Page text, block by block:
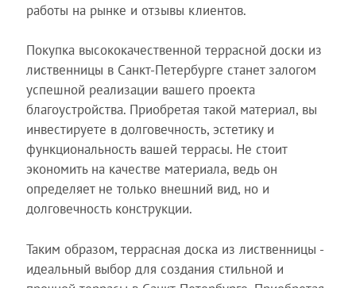
работы на рынке и отзывы клиентов.
Покупка высококачественной террасной доски из
лиственницы в Санкт-Петербурге станет залогом
успешной реализации вашего проекта
благоустройства. Приобретая такой материал, вы
инвестируете в долговечность, эстетику и
функциональность вашей террасы. Не стоит
экономить на качестве материала, ведь он
определяет не только внешний вид, но и
долговечность конструкции.
Таким образом, террасная доска из лиственницы -
идеальный выбор для создания стильной и